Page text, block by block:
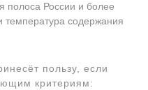
полоса России и более
температура содержания
пользу, если
критериям: